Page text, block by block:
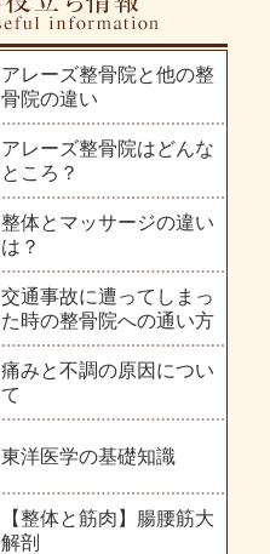
アレーズ整骨院と他の整
骨院の違い
アレーズ整骨院はどんな
ところ？
整体とマッサージの違い
は？
交通事故に遭ってしまっ
た時の整骨院への通い方
痛みと不調の原因につい
て
東洋医学の基礎知識
【整体と筋肉】腸腰筋大
解剖